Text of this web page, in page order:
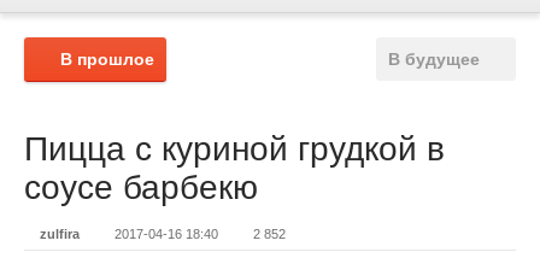
В будущее
В прошлое
Пицца с куриной грудкой в
соусе барбекю
zulfira 2017-04-16 18:40 2 852